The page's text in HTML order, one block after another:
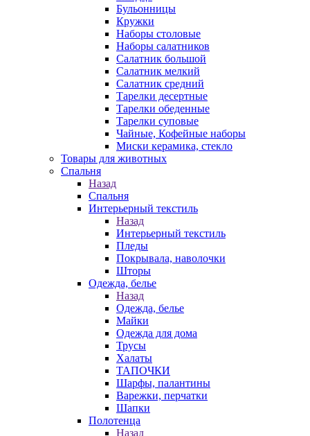
Бульонницы
Кружки
Наборы столовые
Наборы салатников
Салатник большой
Салатник мелкий
Салатник средний
Тарелки десертные
Тарелки обеденные
Тарелки суповые
Чайные, Кофейные наборы
Миски керамика, стекло
Товары для животных
Спальня
Назад
Спальня
Интерьерный текстиль
Назад
Интерьерный текстиль
Пледы
Покрывала, наволочки
Шторы
Одежда, белье
Назад
Одежда, белье
Майки
Одежда для дома
Трусы
Халаты
ТАПОЧКИ
Шарфы, палантины
Варежки, перчатки
Шапки
Полотенца
Назад